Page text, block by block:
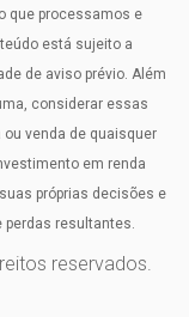
que processamos e
está sujeito a
de aviso prévio. Além
considerar essas
venda de quaisquer
em renda
próprias decisões e
perdas resultantes.
reservados.